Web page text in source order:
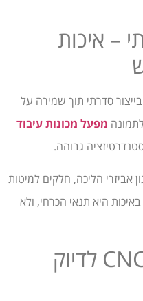
– איכות
סדרתי תוך שמירה על
מפעל מכונות עיבוד
גבוהה.
אביזרי הליכה, חלקים למיטות
באיכות היא תנאי הכרחי, ולא
תרומת טכנולוגיית CNC לדיוק